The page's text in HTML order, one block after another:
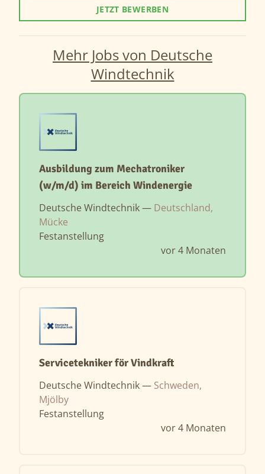
JETZT BEWERBEN
Mehr Jobs von Deutsche
Windtechnik
Ausbildung zum Mechatroniker
(w/m/d) im Bereich Windenergie
Deutsche Windtechnik — Deutschland,
Mücke
Festanstellung
vor 4 Monaten
Servicetekniker för Vindkraft
Deutsche Windtechnik — Schweden,
Mjölby
Festanstellung
vor 4 Monaten